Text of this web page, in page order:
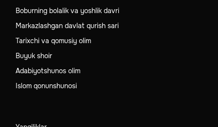
Boburning bolalik va yoshlik davri
Markazlashgan davlat qurish sari
Tarixchi va qomusiy olim
Buyuk shoir
Adabiyotshunos olim
Islom qonunshunosi